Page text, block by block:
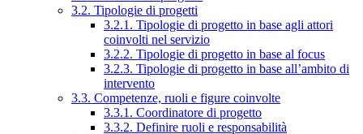
3.2. Tipologie di progetti
3.2.1. Tipologie di progetto in base agli attori
coinvolti nel servizio
3.2.2. Tipologie di progetto in base al focus
3.2.3. Tipologie di progetto in base all’ambito di
intervento
3.3. Competenze, ruoli e figure coinvolte
3.3.1. Coordinatore di progetto
3.3.2. Definire ruoli e responsabilità